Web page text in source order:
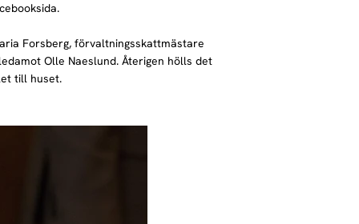
Forsberg, förvaltningsskattmästare
Olle Naeslund. Återigen hölls det
till huset.